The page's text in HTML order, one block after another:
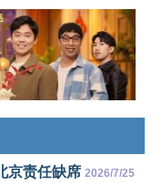
京责任缺席 2026/7/25